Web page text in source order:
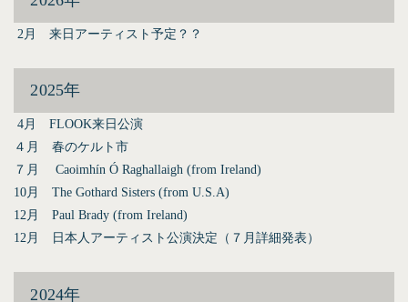
2月 来日アーティスト予定？？
2025年
4月 FLOOK来日公演
４月 春のケルト市
７月 Caoimhín Ó Raghallaigh (from Ireland)
10月 The Gothard Sisters (from U.S.A)
12月 Paul Brady (from Ireland)
12月 日本人アーティスト公演決定（７月詳細発表）
2024年